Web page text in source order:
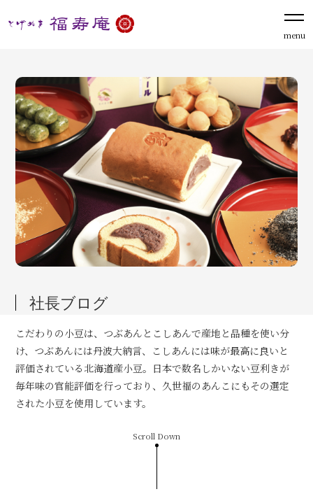
menu
社長ブログ
こだわりの小豆は、つぶあんとこしあんで産地と品種を使い分
け、つぶあんには丹波大納言、こしあんには味が最高に良いと
評価されている北海道産小豆。日本で数名しかいない豆利きが
毎年味の官能評価を行っており、久世福のあんこにもその選定
された小豆を使用しています。
Scroll Down